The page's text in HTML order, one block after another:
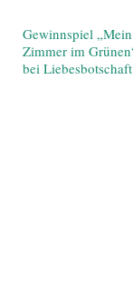
Gewinnspiel „Mein
Zimmer im
bei Liebesbotschaft